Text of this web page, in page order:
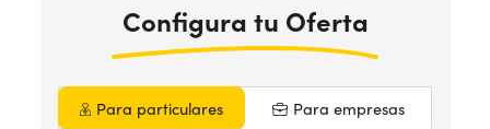
¿Necesitas ayuda? +34672028071
Configura tu Oferta
Para particulares Para empresas